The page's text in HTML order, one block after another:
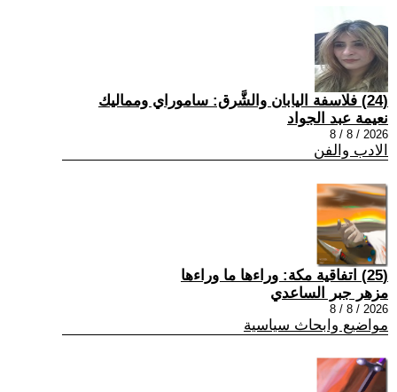
(24) فلاسفة اليابان والشَّرق: ساموراي ومماليك
نعيمة عبد الجواد
2026 / 8 / 8
الادب والفن
(25) اتفاقية مكة: وراءها ما وراءها
مزهر جبر الساعدي
2026 / 8 / 8
مواضيع وابحاث سياسية